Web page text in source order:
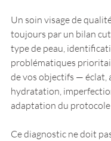
Un soin visage de
toujours par un bilan
type de peau,
problématiques
de vos objectifs — éclat,
hydratation,
adaptation du protocole
Ce diagnostic ne doit